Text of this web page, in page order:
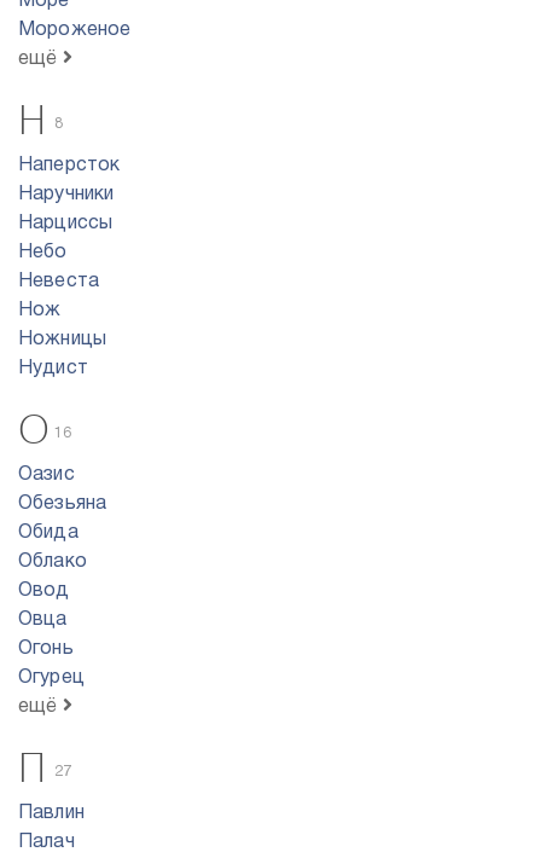
Мороженое
ещё
Н 8
Наперсток
Наручники
Нарциссы
Небо
Невеста
Нож
Ножницы
Нудист
О 16
Оазис
Обезьяна
Обида
Облако
Овод
Овца
Огонь
Огурец
ещё
П 27
Павлин
Палач